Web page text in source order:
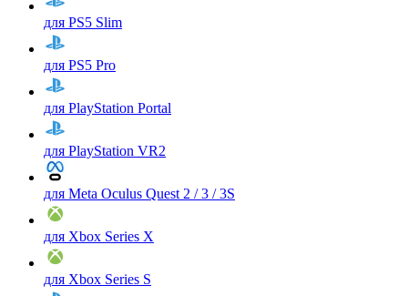
для PS5 Slim
для PS5 Pro
для PlayStation Portal
для PlayStation VR2
для Meta Oculus Quest 2 / 3 / 3S
для Xbox Series X
для Xbox Series S